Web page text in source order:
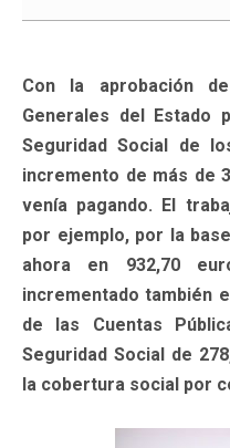
Con la aprobación
Generales del Estado
Seguridad Social de
incremento de más de
venía pagando. El
por ejemplo, por la
ahora en 932,70
incrementado también
de las Cuentas
Seguridad Social de
la cobertura social por